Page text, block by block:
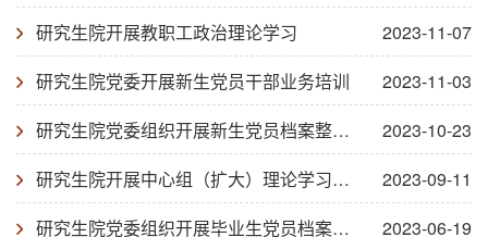
2023-11-07
研究生院开展教职工政治理论学习
2023-11-03
研究生院党委开展新生党员干部业务培训
2023-10-23
研究生院党委组织开展新生党员档案整理工作
2023-09-11
研究生院开展中心组（扩大）理论学习暨教职工政治理论学习会议
2023-06-19
研究生院党委组织开展毕业生党员档案整理工作